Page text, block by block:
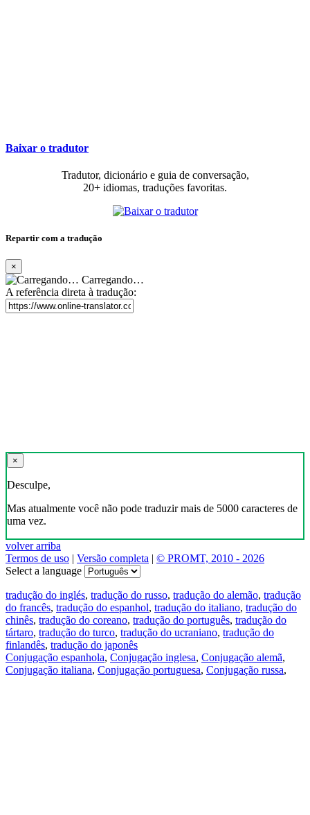
Baixar o tradutor
Tradutor, dicionário e guia de conversação,
20+ idiomas, traduções favoritas.
Repartir com a tradução
×
Carregando…
A referência direta à tradução:
×
Desculpe,
Mas atualmente você não pode traduzir mais de 5000 caracteres de
uma vez.
volver arriba
Termos de uso | Versão completa | © PROMT, 2010 - 2026
Select a language
tradução do inglés, tradução do russo, tradução do alemão, tradução
do francês, tradução do espanhol, tradução do italiano, tradução do
chinês, tradução do coreano, tradução do português, tradução do
tártaro, tradução do turco, tradução do ucraniano, tradução do
finlandês, tradução do japonês
Conjugação espanhola, Conjugação inglesa, Conjugação alemã,
Conjugação italiana, Conjugação portuguesa, Conjugação russa,